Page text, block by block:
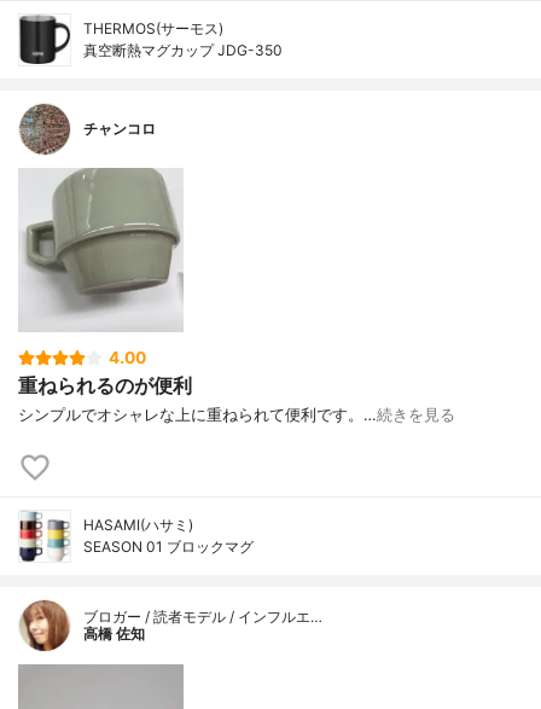
THERMOS(サーモス)
真空断熱マグカップ JDG-350
チャンコロ
4.00
重ねられるのが便利
シンプルでオシャレな上に重ねられて便利です。…続きを見る
HASAMI(ハサミ)
SEASON 01 ブロックマグ
ブロガー / 読者モデル / インフルエ…
高橋 佐知